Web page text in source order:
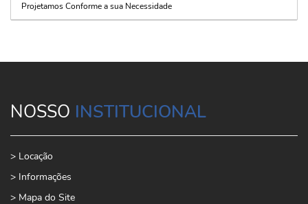
Projetamos Conforme a sua Necessidade
NOSSO INSTITUCIONAL
> Locação
> Informações
> Mapa do Site